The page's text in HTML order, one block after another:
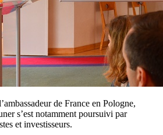
de France en Pologne,
s’est notamment poursuivi par
et investisseurs.